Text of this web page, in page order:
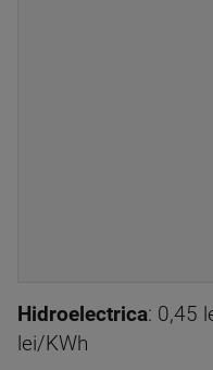
Hidroelectrica: 0,45
lei/KWh